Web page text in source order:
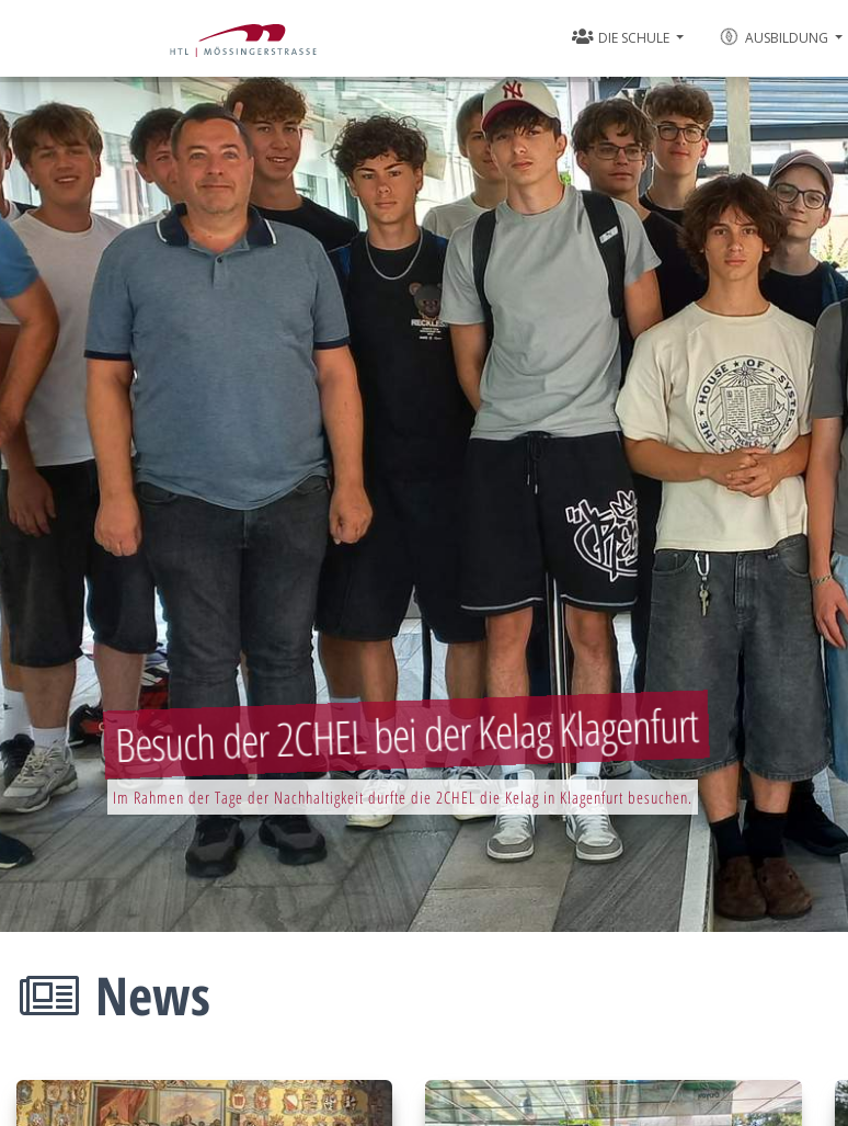
DIE SCHULE AUSBILDUNG
Im Rahmen der Tage der Nachhaltigkeit durfte die 2CHEL die Kelag in Klagenfurt besuchen.
Besuch der 2CHEL bei der Kelag Klagenfurt
News